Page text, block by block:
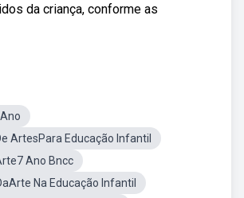
da criança, conforme as
ArtesPara Educação Infantil
Ano Bncc
Na Educação Infantil